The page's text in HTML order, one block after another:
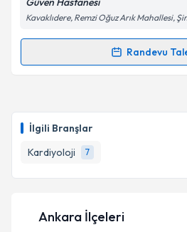
İlgili Branşlar
Kardiyoloji
7
Kişisel verilerimin
Metni'ni okudum ve kişisel
kapsamda işlenmesini
Kavaklıdere, Remzi Oğuz Arık Mahallesi,
Randevu
Randevu Takvimi Talebi
için bir takvim hazırlandığında
bilgilendireceğiz.
E-posta Adresiniz
Ankara İlçeleri